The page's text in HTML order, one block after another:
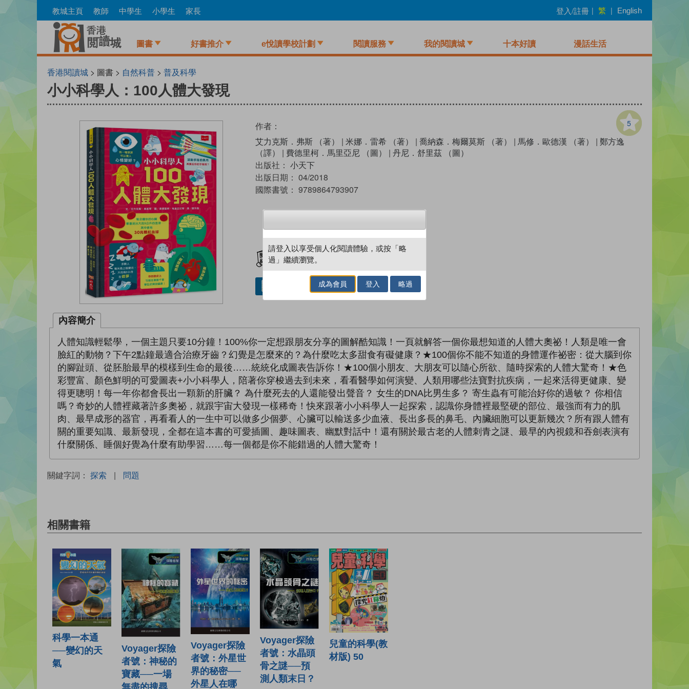
to
教城主頁 教師 中學生 小學生 家長 登入/註冊 | 繁 | English
圖書 好書推介 e悅讀學校計劃 閱讀服務 我的閱讀城 十本好讀 漫話生活
香港閱讀城 > 圖書 > 自然科普 > 普及科學
小小科學人：100人體大發現
5
作者：
艾力克斯．弗斯 （著）
| 米娜．雷希 （著） | 喬納森．梅爾莫斯 （著） | 馬修．歐德漢 （著） | 鄭方逸
（譯）
| 費德里柯．馬里亞尼 （圖） | 丹尼．舒里茲 （圖）
出版社： 小天下
出版日期： 04/2018
國際書號： 9789864793907
加入閱讀紀錄
借閱實體書
內容簡介
人體知識輕鬆學，一個主題只要10分鐘！100%你一定想跟朋友分享的圖解酷知識！一頁就解答一個你最想知道的人體大奧祕！人類是唯一會
臉紅的動物？下午2點鐘最適合治療牙齒？幻覺是怎麼來的？為什麼吃太多甜食有礙健康？★100個你不能不知道的身體運作祕密：從大腦到你
的腳趾頭、從胚胎最早的模樣到生命的最後……統統化成圖表告訴你！★100個小朋友、大朋友可以隨心所欲、隨時探索的人體大驚奇！★色
彩豐富、顏色鮮明的可愛圖表+小小科學人，陪著你穿梭過去到未來，看看醫學如何演變、人類用哪些法寶對抗疾病，一起來活得更健康、變
得更聰明！每一年你都會長出一顆新的肝臟？ 為什麼死去的人還能發出聲音？ 女生的DNA比男生多？ 寄生蟲有可能治好你的過敏？ 你相信
嗎？奇妙的人體裡藏著許多奧祕，就跟宇宙大發現一樣稀奇！快來跟著小小科學人一起探索，認識你身體裡最堅硬的部位、最強而有力的肌
肉、最早成形的器官，再看看人的一生中可以做多少個夢、心臟可以輸送多少血液、長出多長的鼻毛、內臟細胞可以更新幾次？所有跟人體有
關的重要知識、最新發現，全都在這本書的可愛插圖、趣味圖表、幽默對話中！還有關於最古老的人體刺青之謎、最早的內視鏡和吞劍表演有
什麼關係、睡個好覺為什麼有助學習……每一個都是你不能錯過的人體大驚奇！
關鍵字詞： 探索 | 問題
相關書籍
科學一本通
──變幻的天
氣
Voyager探險
者號：神秘的
寶藏──一場
Voyager探險
者號：外星世
界的秘密──
外星人在哪
Voyager探險
者號：水晶頭
骨之謎──預
測人類末日？
兒童的科學(教
材版) 50
請登入以享受個人化閱讀體驗，或按「略
過」繼續瀏覽。
成為會員 登入 略過